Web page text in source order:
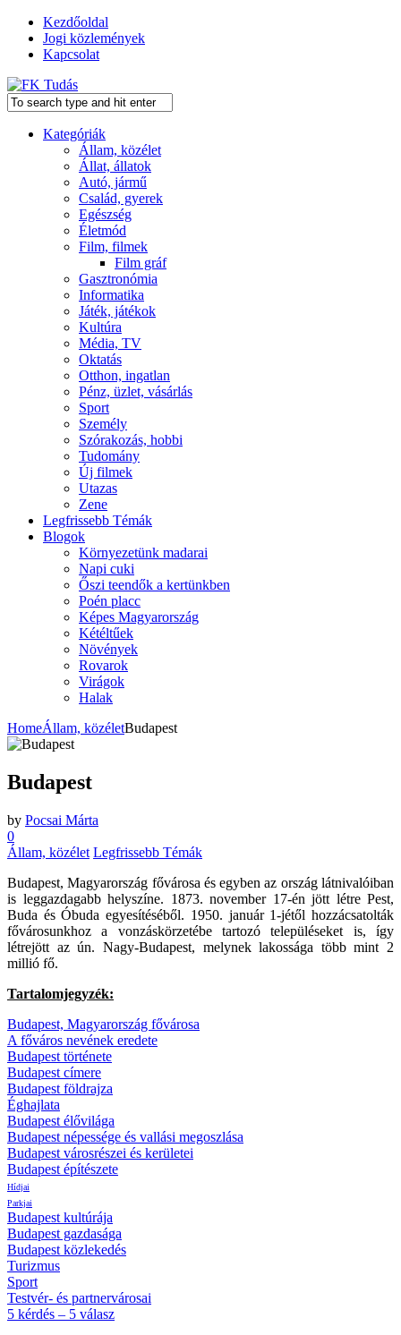
Kezdőoldal
Jogi közlemények
Kapcsolat
Kategóriák
Állam, közélet
Állat, állatok
Autó, jármű
Család, gyerek
Egészség
Életmód
Film, filmek
Film gráf
Gasztronómia
Informatika
Játék, játékok
Kultúra
Média, TV
Oktatás
Otthon, ingatlan
Pénz, üzlet, vásárlás
Sport
Személy
Szórakozás, hobbi
Tudomány
Új filmek
Utazas
Zene
Legfrissebb Témák
Blogok
Környezetünk madarai
Napi cuki
Őszi teendők a kertünkben
Poén placc
Képes Magyarország
Kétéltűek
Növények
Rovarok
Virágok
Halak
HomeÁllam, közéletBudapest
Budapest
by Pocsai Márta
0
Állam, közélet Legfrissebb Témák
Budapest, Magyarország fővárosa és egyben az ország látnivalóiban
is leggazdagabb helyszíne. 1873. november 17-én jött létre Pest,
Buda és Óbuda egyesítéséből. 1950. január 1-jétől hozzácsatolták
fővárosunkhoz a vonzáskörzetébe tartozó településeket is, így
létrejött az ún. Nagy-Budapest, melynek lakossága több mint 2
millió fő.
Tartalomjegyzék:
Budapest, Magyarország fővárosa
A főváros nevének eredete
Budapest története
Budapest címere
Budapest földrajza
Éghajlata
Budapest élővilága
Budapest népessége és vallási megoszlása
Budapest városrészei és kerületei
Budapest építészete
Hídjai
Parkjai
Budapest kultúrája
Budapest gazdasága
Budapest közlekedés
Turizmus
Sport
Testvér- és partnervárosai
5 kérdés – 5 válasz